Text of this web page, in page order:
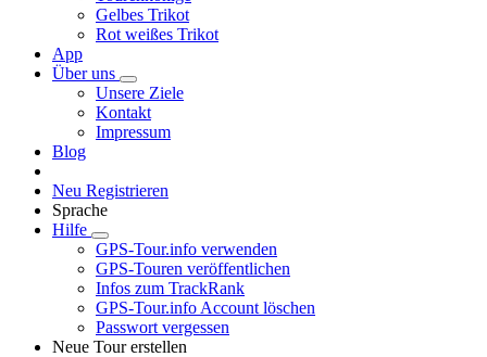
Gelbes Trikot
Rot weißes Trikot
App
Über uns
Unsere Ziele
Kontakt
Impressum
Blog
Neu Registrieren
Sprache
Hilfe
GPS-Tour.info verwenden
GPS-Touren veröffentlichen
Infos zum TrackRank
GPS-Tour.info Account löschen
Passwort vergessen
Neue Tour erstellen